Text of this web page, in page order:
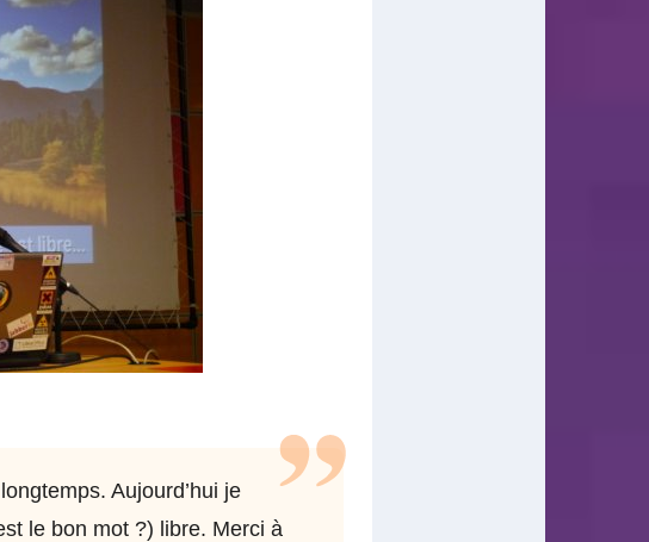
Aujourd’hui je
le bon mot ?) libre. Merci à